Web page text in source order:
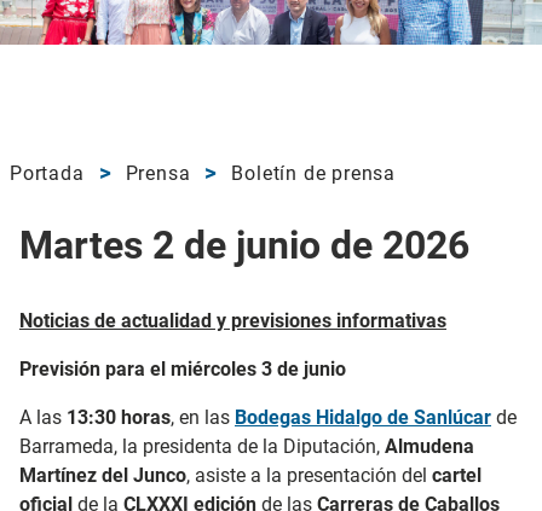
Portada Prensa Boletín de prensa
Martes 2 de junio de 2026
Noticias de actualidad y previsiones informativas
Previsión para el miércoles 3 de junio
A las 13:30 horas, en las Bodegas Hidalgo de Sanlúcar de
Barrameda, la presidenta de la Diputación, Almudena
Martínez del Junco, asiste a la presentación del cartel
oficial de la CLXXXI edición de las Carreras de Caballos